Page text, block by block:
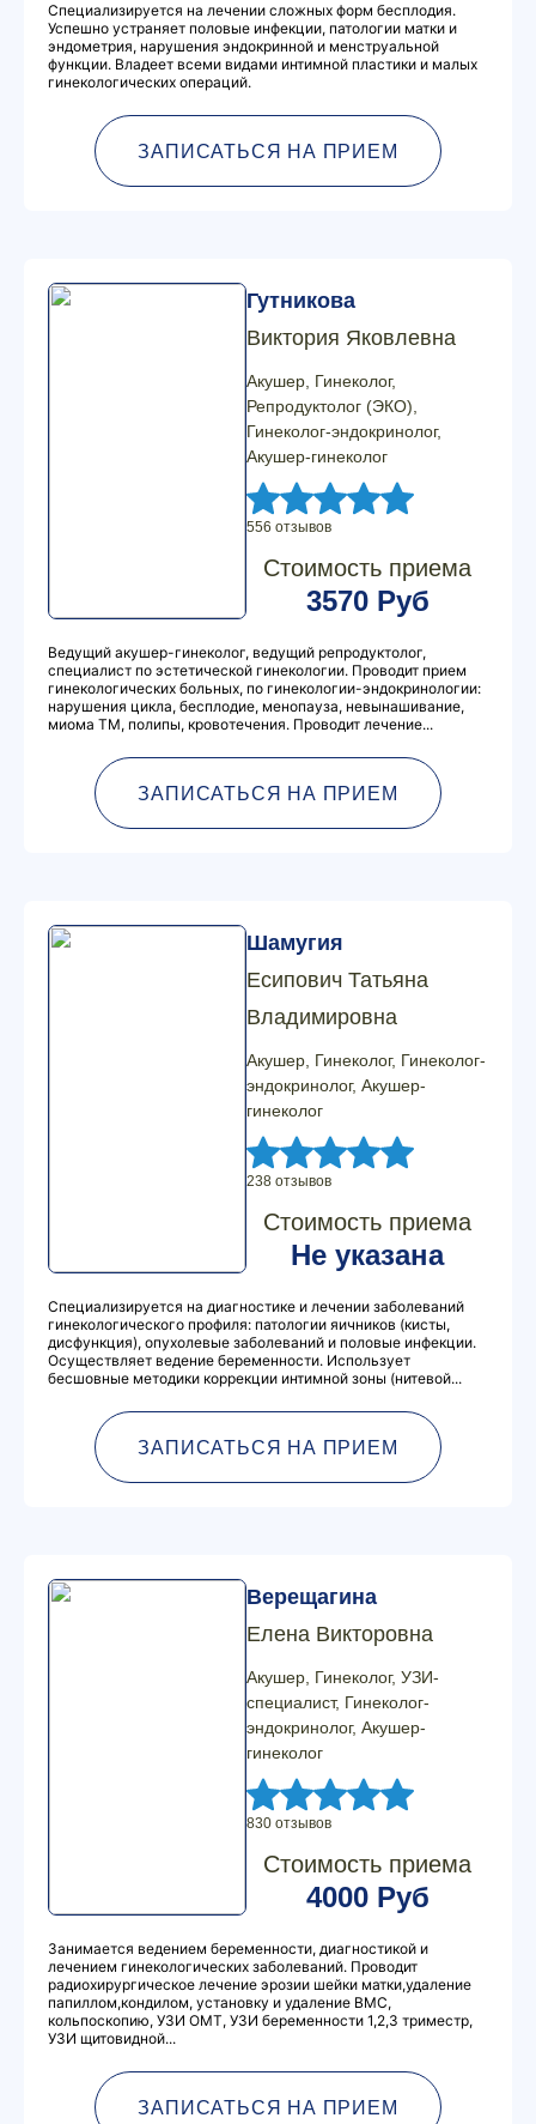
Специализируется на лечении сложных форм бесплодия.
Успешно устраняет половые инфекции, патологии матки и
эндометрия, нарушения эндокринной и менструальной
функции. Владеет всеми видами интимной пластики и малых
гинекологических операций.
ЗАПИСАТЬСЯ НА ПРИЕМ
Гутникова
Виктория Яковлевна
Акушер, Гинеколог,
Репродуктолог (ЭКО),
Гинеколог-эндокринолог,
Акушер-гинеколог
556 отзывов
Стоимость приема
3570 Руб
Ведущий акушер-гинеколог, ведущий репродуктолог,
специалист по эстетической гинекологии. Проводит прием
гинекологических больных, по гинекологии-эндокринологии:
нарушения цикла, бесплодие, менопауза, невынашивание,
миома ТМ, полипы, кровотечения. Проводит лечение...
ЗАПИСАТЬСЯ НА ПРИЕМ
Шамугия
Есипович Татьяна
Владимировна
Акушер, Гинеколог, Гинеколог-
эндокринолог, Акушер-
гинеколог
238 отзывов
Стоимость приема
Не указана
Специализируется на диагностике и лечении заболеваний
гинекологического профиля: патологии яичников (кисты,
дисфункция), опухолевые заболеваний и половые инфекции.
Осуществляет ведение беременности. Использует
бесшовные методики коррекции интимной зоны (нитевой...
ЗАПИСАТЬСЯ НА ПРИЕМ
Верещагина
Елена Викторовна
Акушер, Гинеколог, УЗИ-
специалист, Гинеколог-
эндокринолог, Акушер-
гинеколог
830 отзывов
Стоимость приема
4000 Руб
Занимается ведением беременности, диагностикой и
лечением гинекологических заболеваний. Проводит
радиохирургическое лечение эрозии шейки матки,удаление
папиллом,кондилом, установку и удаление ВМС,
кольпоскопию, УЗИ ОМТ, УЗИ беременности 1,2,3 триместр,
УЗИ щитовидной...
ЗАПИСАТЬСЯ НА ПРИЕМ